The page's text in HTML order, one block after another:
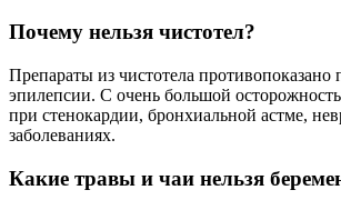
Почему нельзя чистотел?
Препараты из чистотела противопоказано
эпилепсии. С очень большой
при стенокардии, бронхиальной астме,
заболеваниях.
Какие травы и чаи нельзя